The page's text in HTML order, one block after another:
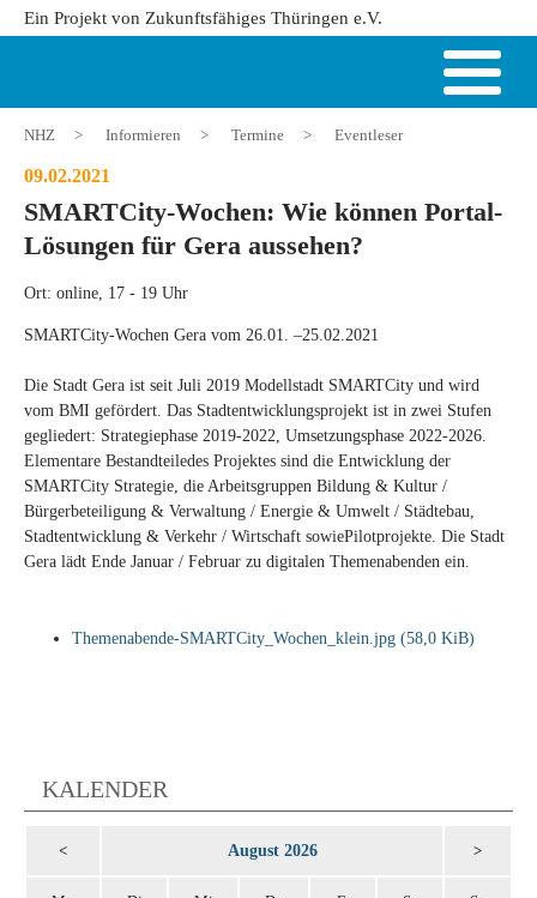
Ein Projekt von Zukunftsfähiges Thüringen e.V.
NHZ > Informieren > Termine > Eventleser
09.02.2021
SMARTCity-Wochen: Wie können Portal-
Lösungen für Gera aussehen?
Ort: online, 17 - 19 Uhr
SMARTCity-Wochen Gera vom 26.01. –25.02.2021
Die Stadt Gera ist seit Juli 2019 Modellstadt SMARTCity und wird
vom BMI gefördert. Das Stadtentwicklungsprojekt ist in zwei Stufen
gegliedert: Strategiephase 2019-2022, Umsetzungsphase 2022-2026.
Elementare Bestandteiledes Projektes sind die Entwicklung der
SMARTCity Strategie, die Arbeitsgruppen Bildung & Kultur /
Bürgerbeteiligung & Verwaltung / Energie & Umwelt / Städtebau,
Stadtentwicklung & Verkehr / Wirtschaft sowiePilotprojekte. Die Stadt
Gera lädt Ende Januar / Februar zu digitalen Themenabenden ein.
Themenabende-SMARTCity_Wochen_klein.jpg (58,0 KiB)
KALENDER
< August 2026 >